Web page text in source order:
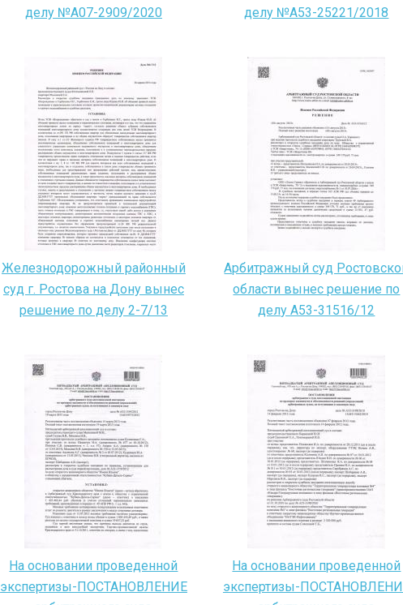
делу №А07-2909/2020
делу №А53-25221/2018
Железнодорожный районный
суд г. Ростова на Дону вынес
решение по делу 2-7/13
Арбитражный суд
области вынес решение по
делу A53-31516/12
На основании проведенной
экспертизы-ПОСТАНОВЛЕНИЕ
На основании проведенной
экспертизы-